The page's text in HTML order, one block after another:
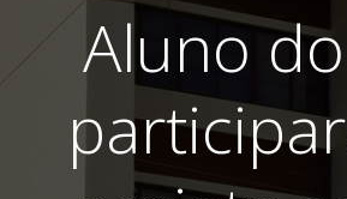
Aluno